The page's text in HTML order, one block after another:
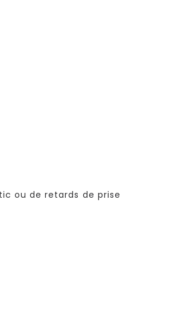
ou de retards de prise